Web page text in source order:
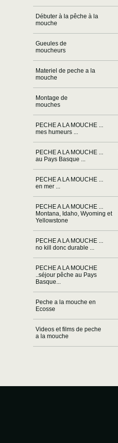
Débuter à la pêche à la
mouche
Gueules de
moucheurs
Materiel de peche a la
mouche
Montage de
mouches
PECHE A LA MOUCHE ...
mes humeurs ...
PECHE A LA MOUCHE ...
au Pays Basque ...
PECHE A LA MOUCHE ...
en mer ...
PECHE A LA MOUCHE ...
Montana, Idaho, Wyoming et
Yellowstone
PECHE A LA MOUCHE ...
no kill donc durable ...
PECHE A LA MOUCHE
..séjour pêche au Pays
Basque...
Peche a la mouche en
Ecosse
Videos et films de peche
a la mouche